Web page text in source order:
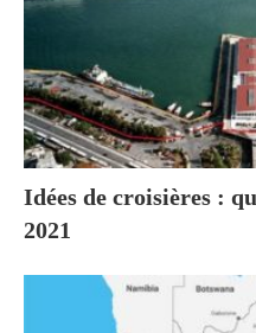
Idées de croisières :
2021